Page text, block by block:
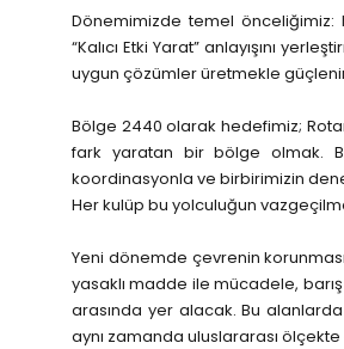
Dönemimizde temel önceliğimiz:
“Kalıcı Etki Yarat” anlayışını
uygun çözümler üretmekle güçlenir
Bölge 2440 olarak hedefimiz;
fark yaratan bir bölge olmak.
koordinasyonla ve birbirimizin
Her kulüp bu yolculuğun
Yeni dönemde çevrenin
yasaklı madde ile mücadele,
arasında yer alacak. Bu
aynı zamanda uluslararası